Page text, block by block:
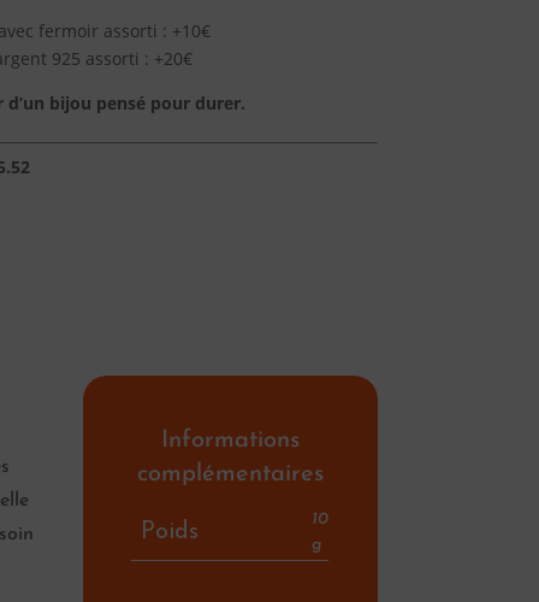
fermoir assorti : +10€
925 assorti : +20€
bijou pensé pour durer.
Informations
complémentaires
Poids
10
g